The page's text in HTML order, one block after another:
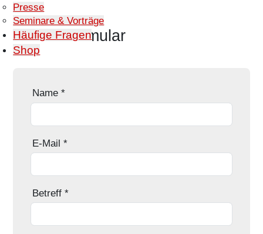
Presse
Seminare & Vorträge
Häufige Fragen
Shop
Kontaktformular
Name *
E-Mail *
Betreff *